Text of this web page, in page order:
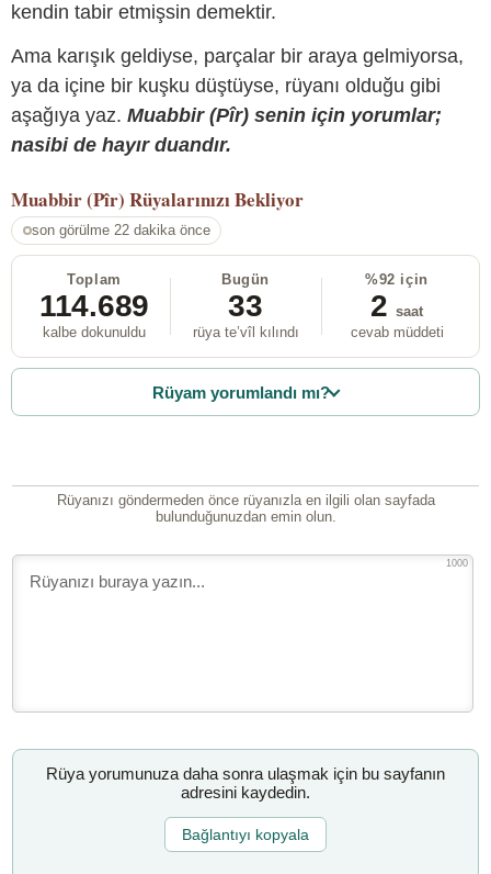
kendin tabir etmişsin demektir.
Ama karışık geldiyse, parçalar bir araya gelmiyorsa,
ya da içine bir kuşku düştüyse, rüyanı olduğu gibi
aşağıya yaz. Muabbir (Pîr) senin için yorumlar;
nasibi de hayır duandır.
Muabbir (Pîr) Rüyalarınızı Bekliyor
son görülme 22 dakika önce
Toplam
114.689
kalbe dokunuldu
Bugün
33
rüya te’vîl kılındı
%92 için
2 saat
cevab müddeti
Rüyam yorumlandı mı?
Rüyanızı göndermeden önce rüyanızla en ilgili olan sayfada
bulunduğunuzdan emin olun.
1000
Rüya yorumunuza daha sonra ulaşmak için bu sayfanın
adresini kaydedin.
Bağlantıyı kopyala